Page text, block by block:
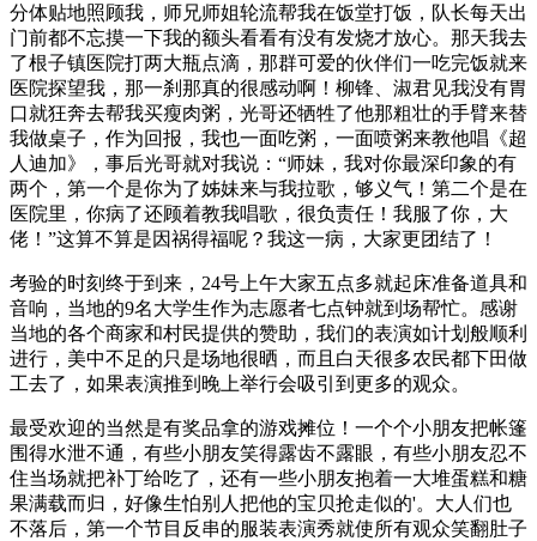
分体贴地照顾我，师兄师姐轮流帮我在饭堂打饭，队长每天出
门前都不忘摸一下我的额头看看有没有发烧才放心。那天我去
了根子镇医院打两大瓶点滴，那群可爱的伙伴们一吃完饭就来
医院探望我，那一刹那真的很感动啊！柳锋、淑君见我没有胃
口就狂奔去帮我买瘦肉粥，光哥还牺牲了他那粗壮的手臂来替
我做桌子，作为回报，我也一面吃粥，一面喷粥来教他唱《超
人迪加》，事后光哥就对我说：“师妹，我对你最深印象的有
两个，第一个是你为了姊妹来与我拉歌，够义气！第二个是在
医院里，你病了还顾着教我唱歌，很负责任！我服了你，大
佬！”这算不算是因祸得福呢？我这一病，大家更团结了！
考验的时刻终于到来，24号上午大家五点多就起床准备道具和
音响，当地的9名大学生作为志愿者七点钟就到场帮忙。感谢
当地的各个商家和村民提供的赞助，我们的表演如计划般顺利
进行，美中不足的只是场地很晒，而且白天很多农民都下田做
工去了，如果表演推到晚上举行会吸引到更多的观众。
最受欢迎的当然是有奖品拿的游戏摊位！一个个小朋友把帐篷
围得水泄不通，有些小朋友笑得露齿不露眼，有些小朋友忍不
住当场就把补丁给吃了，还有一些小朋友抱着一大堆蛋糕和糖
果满载而归，好像生怕别人把他的宝贝抢走似的'。大人们也
不落后，第一个节目反串的服装表演秀就使所有观众笑翻肚子